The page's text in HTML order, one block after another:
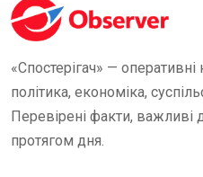
«Спостерігач» —
політика, економіка,
Перевірені факти, важливі
протягом дня.